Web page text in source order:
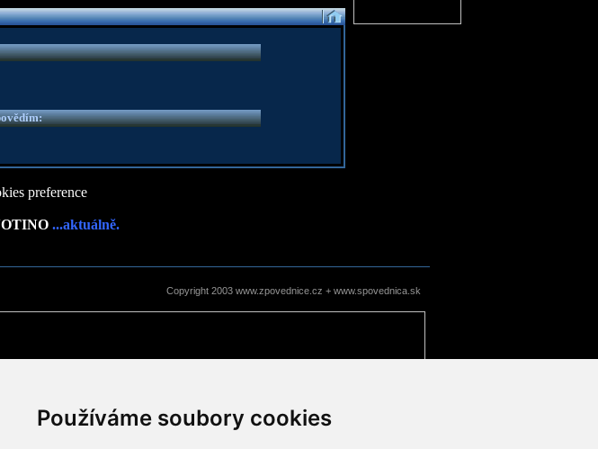
Používáme soubory cookies
preference
...aktuálně.
Copyright 2003 www.zpovednice.cz + www.spovednica.sk